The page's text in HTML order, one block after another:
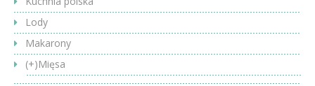
Lody
Makarony
(+)Mięsa